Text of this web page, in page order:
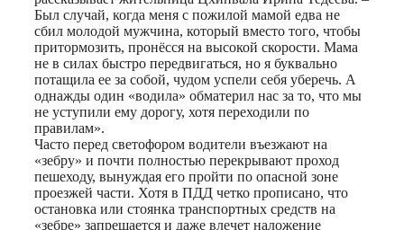
Был случай, когда меня с пожилой мамой едва не
сбил молодой мужчина, который вместо того, чтобы
притормозить, пронёсся на высокой скорости. Мама
не в силах быстро передвигаться, но я буквально
потащила ее за собой, чудом успели себя уберечь. А
однажды один «водила» обматерил нас за то, что мы
не уступили ему дорогу, хотя переходили по
правилам».
Часто перед светофором водители въезжают на
«зебру» и почти полностью перекрывают проход
пешеходу, вынуждая его пройти по опасной зоне
проезжей части. Хотя в ПДД четко прописано, что
остановка или стоянка транспортных средств на
«зебре» запрещается и даже влечет наложение